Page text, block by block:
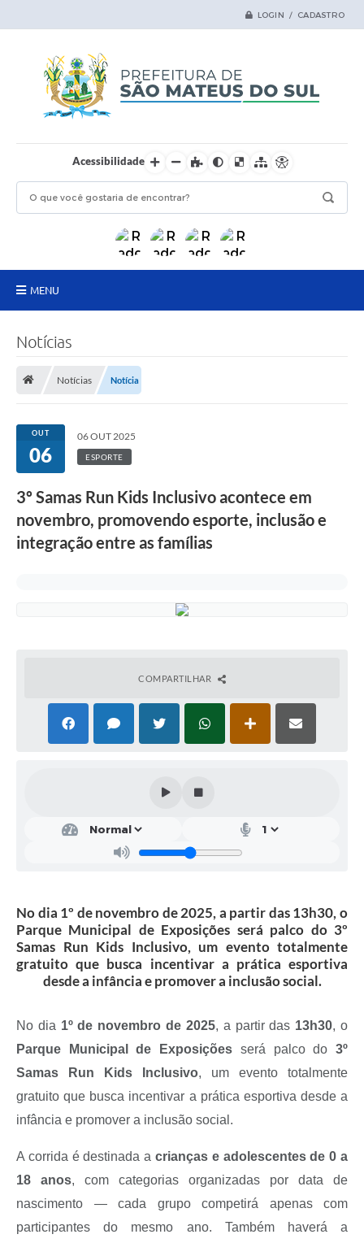
LOGIN / CADASTRO
Acessibilidade
MENU
Transparência
Secretarias
Ouvidoria
A Prefeitura
INOVA_SÃO MATEUS DO SUL
Chamamento Público para Artistas Locais
Agência do Trabalhador
Cadastro para Castração
Telefones Prefeitura Municipal
Feriados Municipais
Plantão das Funerárias
Recebimento de Recursos
Galeria de Fotos
Audiências Públicas
Notícias
Notícias Notícia
OUT
06
06 OUT 2025
ESPORTE
3º Samas Run Kids Inclusivo acontece em
novembro, promovendo esporte, inclusão e
integração entre as famílias
COMPARTILHAR
No dia 1º de novembro de 2025, a partir das 13h30, o
Parque Municipal de Exposições será palco do 3º
Samas Run Kids Inclusivo, um evento totalmente
gratuito que busca incentivar a prática esportiva
desde a infância e promover a inclusão social.
No dia 1º de novembro de 2025, a partir das 13h30, o
Parque Municipal de Exposições será palco do3º
Samas Run Kids Inclusivo, um evento totalmente
gratuito que busca incentivar a prática esportiva desde a
infância e promover a inclusão social.
A corrida é destinada a crianças e adolescentes de 0 a
18 anos, com categorias organizadas por data de
nascimento — cada grupo competirá apenas com
participantes do mesmo ano. Também haverá a